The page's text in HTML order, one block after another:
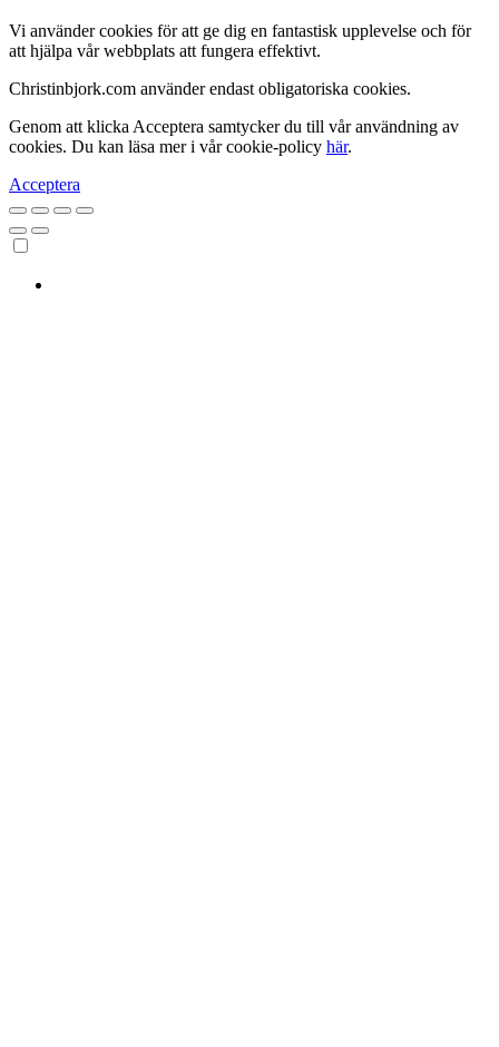
Vi använder cookies för att ge dig en fantastisk upplevelse och för
att hjälpa vår webbplats att fungera effektivt.
Christinbjork.com använder endast obligatoriska cookies.
Genom att klicka Acceptera samtycker du till vår användning av
cookies. Du kan läsa mer i vår cookie-policy här.
Acceptera